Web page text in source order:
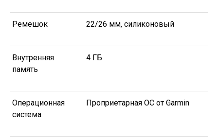
Ремешок 22/26 мм, силиконовый
Внутренняя
память
4 ГБ
Операционная
система
Проприетарная ОС от Garmin